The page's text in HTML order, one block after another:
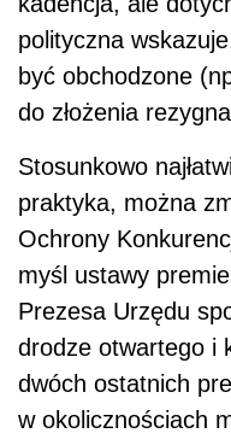
polityczna
być obchodzone
do złożenia
Stosunkowo
praktyka, można
Ochrony
myśl ustawy
Prezesa Urzędu
drodze otwartego i
dwóch ostatnich
w okolicznościach